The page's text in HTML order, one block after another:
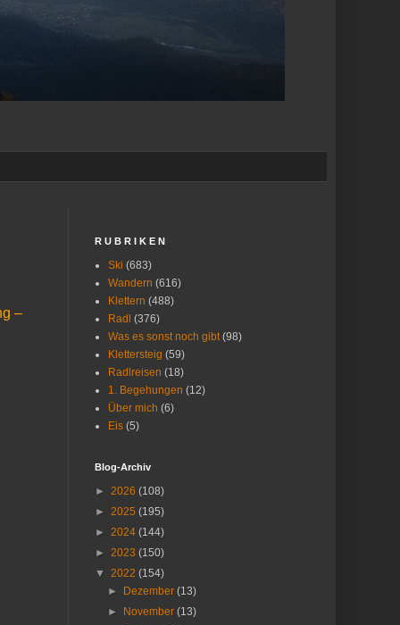
–
R U B R I K E N
Ski (683)
Wandern (616)
Klettern (488)
Radl (376)
Was es sonst noch gibt (98)
Klettersteig (59)
Radlreisen (18)
1. Begehungen (12)
Über mich (6)
Eis (5)
Blog-Archiv
► 2026 (108)
► 2025 (195)
► 2024 (144)
► 2023 (150)
▼ 2022 (154)
►
Dezember(13)
►
November(13)